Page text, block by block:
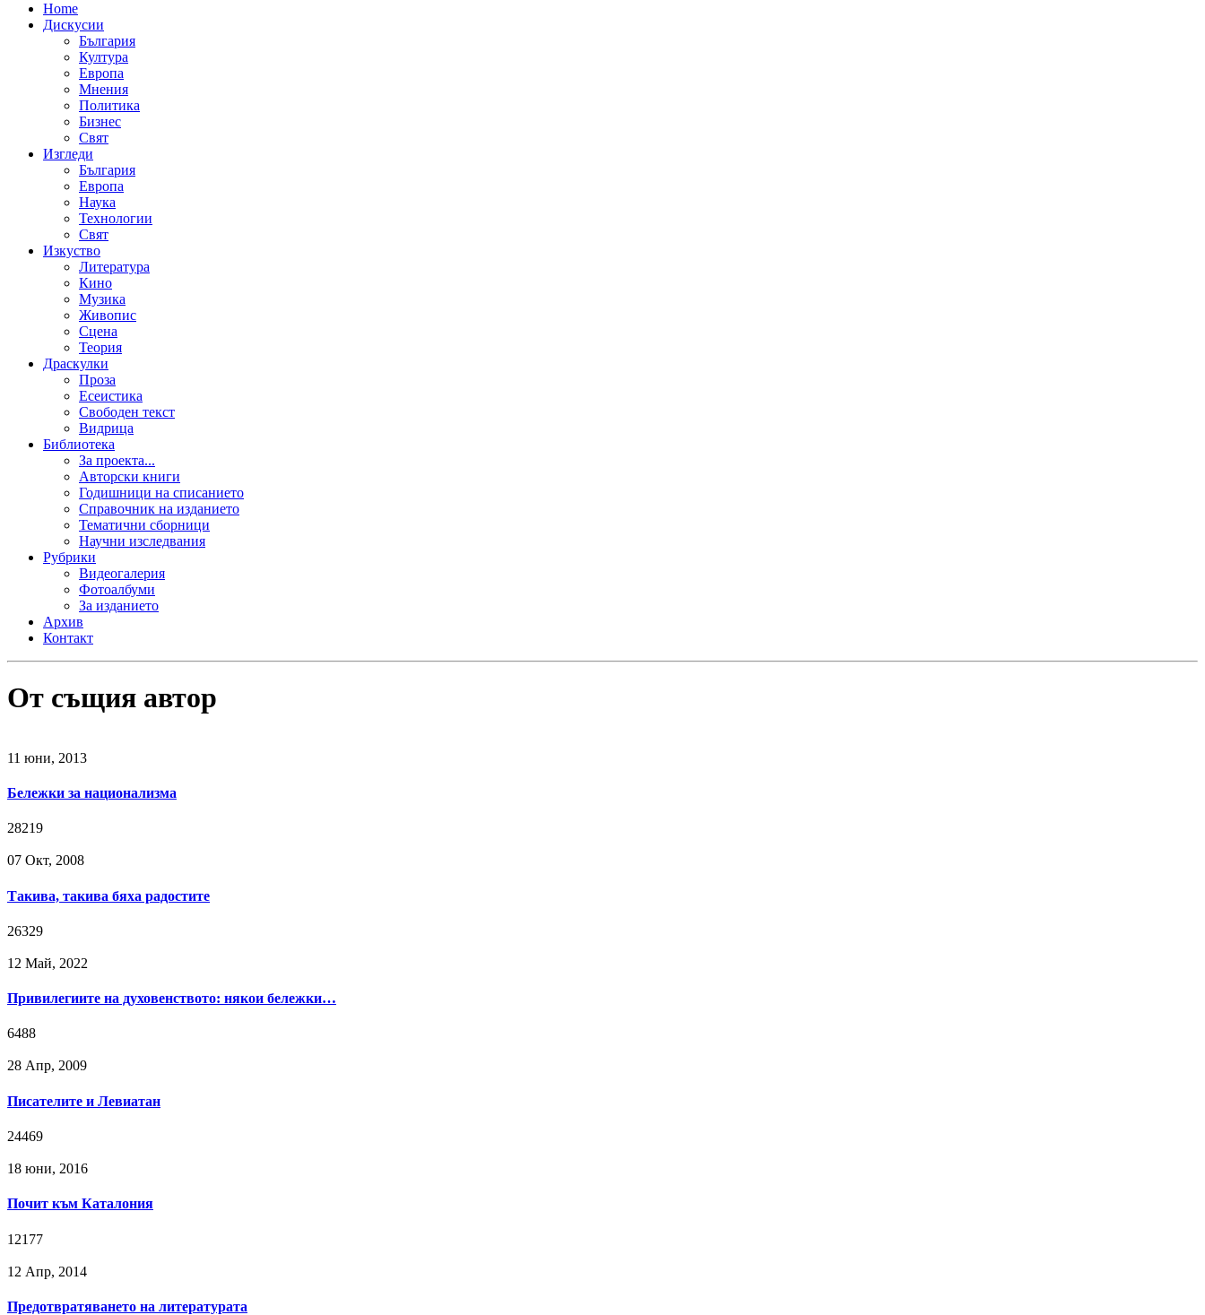
Home
Дискусии
България
Култура
Европа
Мнения
Политика
Бизнес
Свят
Изгледи
България
Европа
Наука
Технологии
Свят
Изкуство
Литература
Кино
Музика
Живопис
Сцена
Теория
Драскулки
Проза
Есеистика
Свободен текст
Видрица
Библиотека
За проекта...
Авторски книги
Годишници на списанието
Справочник на изданието
Тематични сборници
Научни изследвания
Рубрики
Видеогалерия
Фотоалбуми
За изданието
Архив
Контакт
От същия автор
11 юни, 2013
Бележки за национализма
28219
07 Окт, 2008
Такива, такива бяха радостите
26329
12 Май, 2022
Привилегиите на духовенството: някои бележки…
6488
28 Апр, 2009
Писателите и Левиатан
24469
18 юни, 2016
Почит към Каталония
12177
12 Апр, 2014
Предотвратяването на литературата